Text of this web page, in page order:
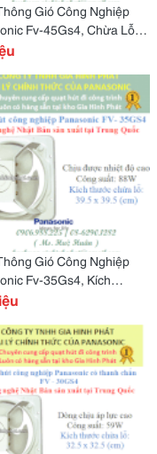
Gió Công Nghiệp
Fv-45Gs4, Chừa Lỗ
X 50Cm
Gió Công Nghiệp
Fv-35Gs4, Kích
Lỗ 39.5 X 39.5 Cm